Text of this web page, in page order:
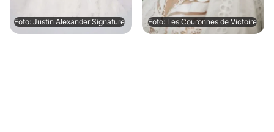
Foto: Justin Alexander Signature Foto: Les Couronnes de Victoire